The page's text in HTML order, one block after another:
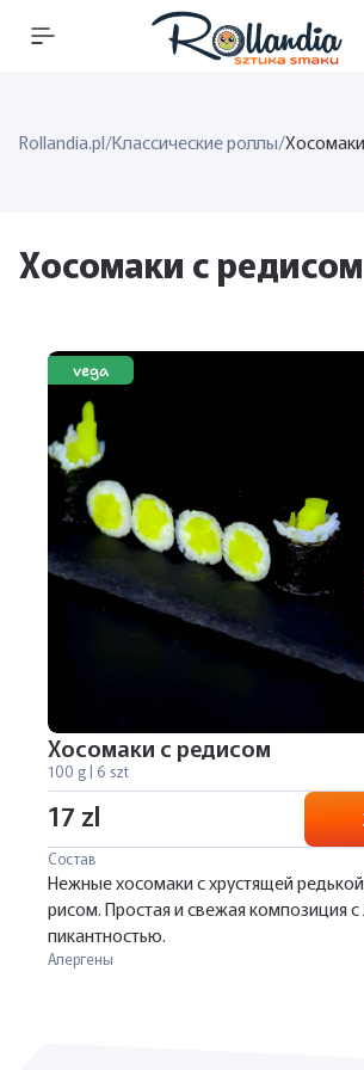
Rollandia.pl/Классические роллы/
Хосомаки с редисом
vega
Хосомаки с редисом
100 g | 6 szt
17 zl
Состав
Нежные хосомаки с хрустящей
рисом. Простая и свежая композиция с
пикантностью.
Алергены